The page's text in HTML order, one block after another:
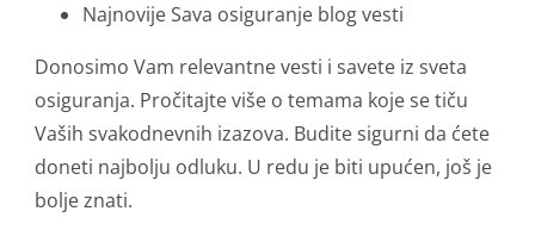
Najnovije Sava osiguranje blog vesti
Donosimo Vam relevantne vesti i savete iz sveta
osiguranja. Pročitajte više o temama koje se tiču
Vaših svakodnevnih izazova. Budite sigurni da ćete
doneti najbolju odluku. U redu je biti upućen, još je
bolje znati.